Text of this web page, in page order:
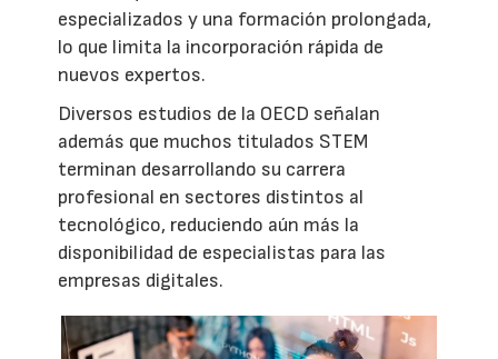
especializados y una formación prolongada,
lo que limita la incorporación rápida de
nuevos expertos.
Diversos estudios de la OECD señalan
además que muchos titulados STEM
terminan desarrollando su carrera
profesional en sectores distintos al
tecnológico, reduciendo aún más la
disponibilidad de especialistas para las
empresas digitales.